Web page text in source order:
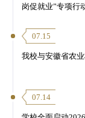
岗促就业”专项行
07.15
我校与安徽省农
07.14